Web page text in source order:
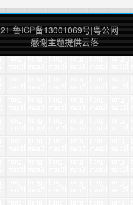
鲁ICP备13001069号|粤公网
感谢主题提供云落